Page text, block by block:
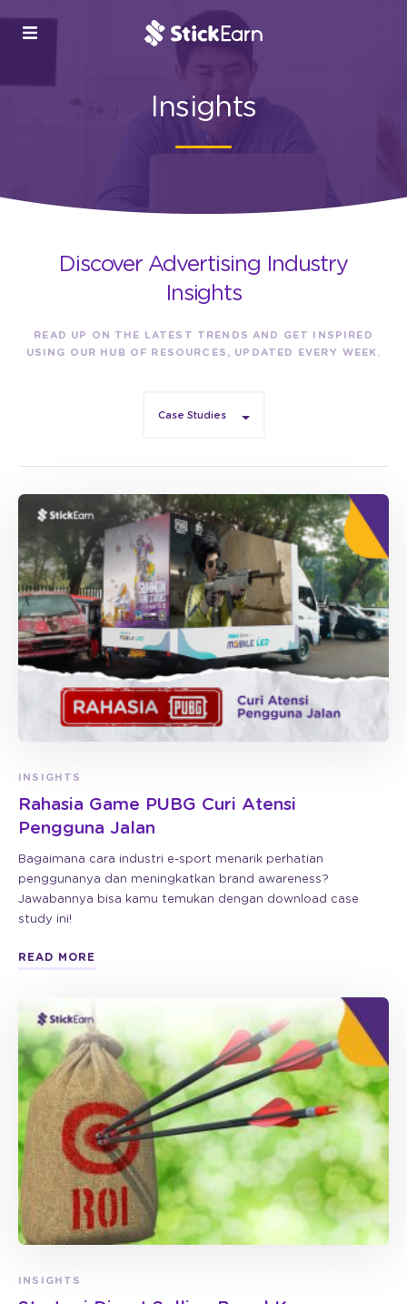
Insights
Discover Advertising Industry
Insights
READ UP ON THE LATEST TRENDS AND GET INSPIRED
USING OUR HUB OF RESOURCES, UPDATED EVERY WEEK.
Case Studies
INSIGHTS
Rahasia Game PUBG Curi Atensi
Pengguna Jalan
Bagaimana cara industri e-sport menarik perhatian
penggunanya dan meningkatkan brand awareness?
Jawabannya bisa kamu temukan dengan download case
study ini!
READ MORE
INSIGHTS